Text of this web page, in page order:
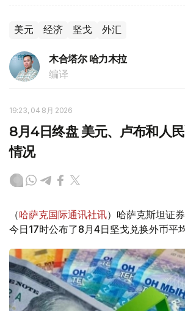
美元 经济 坚戈 外汇
木合塔尔 哈力木拉
编译
19:23, 04 8月 2026
8月4日终盘 美元、卢布和人
情况
（哈萨克国际通讯社讯）哈萨克斯坦证
今日17时公布了8月4日坚戈兑换外币平